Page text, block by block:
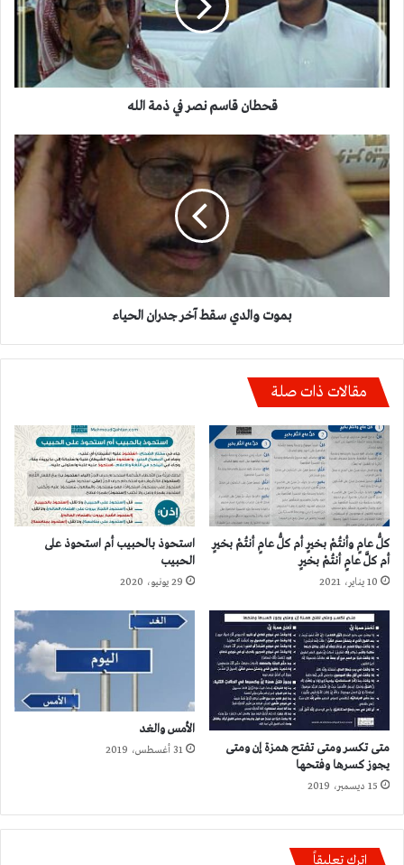
ذمة
الله
قحطان قاسم نصر في ذمة الله
بموت
والدي
سقط
آخر
جدران
الحياء
بموت والدي سقط آخر جدران الحياء
مقالات ذات صلة
كلُّ عامٍ وأنتُمْ بخيرٍ أم كلُّ عامٍ أنتُمْ بخيرٍ
أم كلَّ عامٍ أنتُمْ بخيرٍ
10 يناير، 2021
استحوذ بالحبيب أم استحوذ على
الحبيب
29 يونيو، 2020
متى تكسر ومتى تفتح همزة إن ومتى
يجوز كسرها وفتحها
15 ديسمبر، 2019
الأمس والغد
31 أغسطس، 2019
اترك تعليقاً